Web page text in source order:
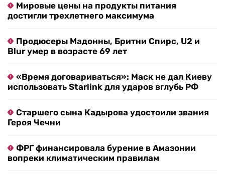
Мировые цены на продукты питания
достигли трехлетнего максимума
Продюсеры Мадонны, Бритни Спирс, U2 и
Blur умер в возрасте 69 лет
«Время договариваться»: Маск не дал Киеву
использовать Starlink для ударов вглубь РФ
Старшего сына Кадырова удостоили звания
Героя Чечни
ФРГ финансировала бурение в Амазонии
вопреки климатическим правилам